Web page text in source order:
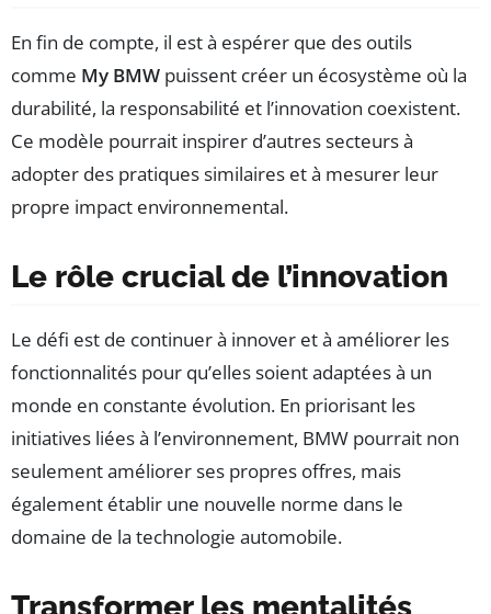
En fin de compte, il est à espérer que des outils
comme My BMW puissent créer un écosystème où la
durabilité, la responsabilité et l’innovation coexistent.
Ce modèle pourrait inspirer d’autres secteurs à
adopter des pratiques similaires et à mesurer leur
propre impact environnemental.
Le rôle crucial de l’innovation
Le défi est de continuer à innover et à améliorer les
fonctionnalités pour qu’elles soient adaptées à un
monde en constante évolution. En priorisant les
initiatives liées à l’environnement, BMW pourrait non
seulement améliorer ses propres offres, mais
également établir une nouvelle norme dans le
domaine de la technologie automobile.